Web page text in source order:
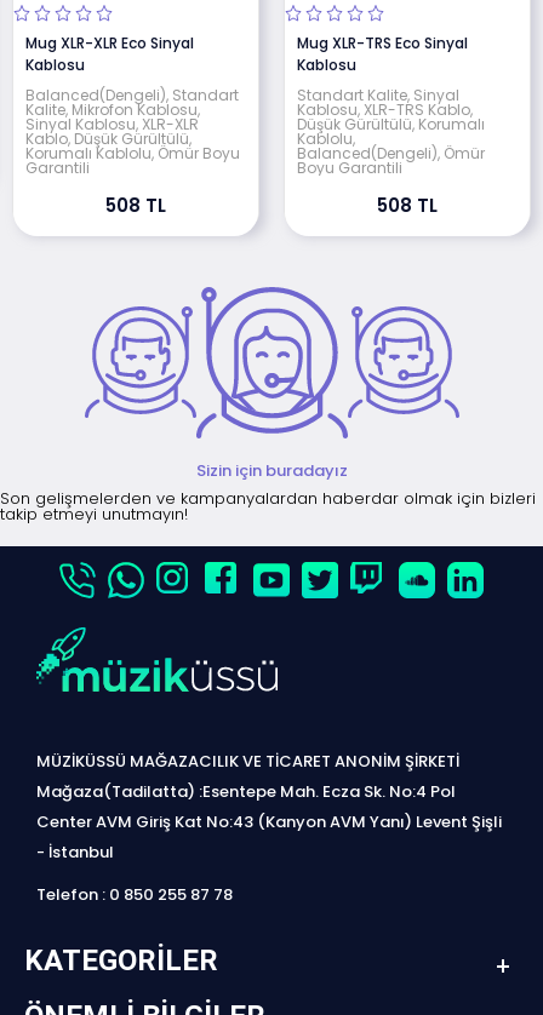
Mug XLR-XLR Eco Sinyal
Kablosu
Balanced(Dengeli), Standart
Kalite, Mikrofon Kablosu,
Sinyal Kablosu, XLR-XLR
Kablo, Düşük Gürültülü,
Korumalı Kablolu, Ömür Boyu
Garantili
508 TL
Mug XLR-TRS Eco Sinyal
Kablosu
Standart Kalite, Sinyal
Kablosu, XLR-TRS Kablo,
Düşük Gürültülü, Korumalı
Kablolu,
Balanced(Dengeli), Ömür
Boyu Garantili
508 TL
Sizin için buradayız
Son gelişmelerden ve kampanyalardan haberdar olmak için bizleri
takip etmeyi unutmayın!
MÜZİKÜSSÜ MAĞAZACILIK VE TİCARET ANONİM ŞİRKETİ
Mağaza(Tadilatta) :Esentepe Mah. Ecza Sk. No:4 Pol
Center AVM Giriş Kat No:43 (Kanyon AVM Yanı) Levent Şişli
- İstanbul
Telefon : 0 850 255 87 78
KATEGORILER